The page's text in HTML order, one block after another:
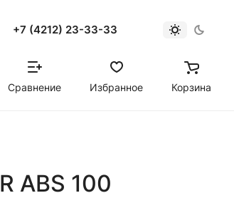
+7 (4212) 23-33-33
Сравнение Избранное Корзина
ABS 100